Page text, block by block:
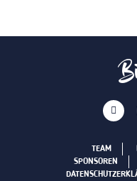
TEAM
SPONSOREN